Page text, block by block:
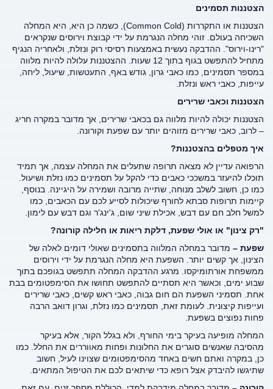
הצטננות תסמינים
הצטננות או התקררות (Common Cold), כשמה כן היא, היא המחלה
השכיחה בעולם. זוהי מחלה הנגרמת על ידי קבוצת וירוסים שנקראים
"רינו-וירוס". ההדבקה נעשית באמצעות רסיסי רוק ונזלת, ולאחריה הנגיף
מתחיל להתפשט בגוף בתוך 12 שעות. ההצטננות עלולה להיות מלווה
במספר תסמינים, כמו כאבי גרון, גודש באף, התעטשות, שיעול, ליחה,
עייפות, כאבי ראש ונזלת.
הצטננות וכאבי שרירים
הצטננות יכולה להיות מלווה גם בכאבי שרירים, אך מדובר במקרה חריג
– לרוב, כאבי שרירים מזוהים יותר עם שפעת וקורונה.
איך מטפלים בהצטננות?
הרפואה עדיין לא מצאה תרופה שתעלים את המחלה עצמה, אך תמיד
תוכלו להיעזר במשככי כאבים כדי להקל על תסמינים כמו נזלת ושיעול.
כמו כן, חשוב לשלב מנוחה, שתייה מרובה ושמירה על היגיינה. בנוסף,
קיימות תרופות סבתא לחורף שיכולות לסייע לכם עם הכאבים, כמו
למשל חלב חם עם דבש, אכילת שיני שום, ג'ינג'ר וגם דבש עם לימון.
"רק צינון" או אולי שפעת, דלקת ריאות או חלילה קורונה?
שפעת – מדובר במחלה המלווה בתסמינים שאולי דומים לאלה של
הצינון, אך קשים יותר. השפעת היא מחלה הנגרמת על ידי וירוסים
ממשפחת אורתומיקסו. מרגע ההדבקה המחלה תתפשט בגופכם בתוך
שבוע ימים, וכאשר היא תסתיים להתפשט תחושו את הסימפטומים בבת
אחת. תסמיני השפעת הם חום גבוה, כאבי ראש קשים, כאבי שרירים
ועייפות קיצונית. לעומת זאת, תסמינים כמו נזלת, וגרון דואב הרבה
פחות נפוצים בשפעת.
המחלה מופיעה בעיקר בימי החורף, ולא בגלל הקור, אלא בעיקר
מהסיבה שאנשים סוגרים את החלונות ופחות מאווררים את החלל. כמו
כן, במקרה ואתם חשים באחד מהסימפטומים שצוינו לעיל, חשוב
שתיגשו להיבדק אצל רופא כדי שיתאים לכם את הטיפול המתאים.